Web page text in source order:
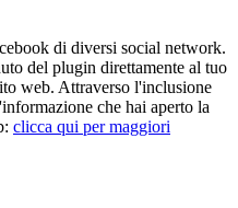
di diversi social network.
del plugin direttamente al tuo
web. Attraverso l'inclusione
che hai aperto la
clicca qui per maggiori